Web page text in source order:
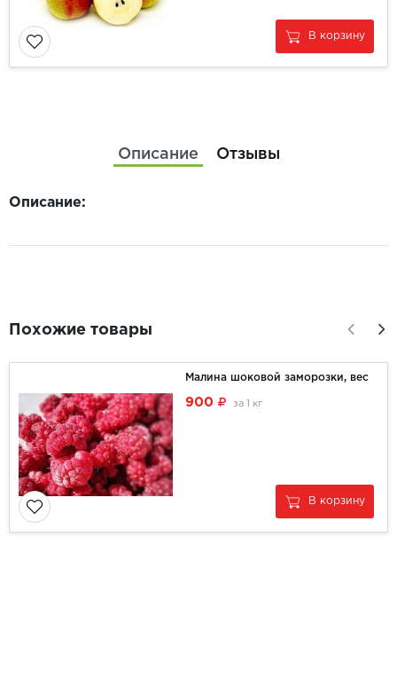
В корзину
Описание Отзывы
Описание:
Похожие товары
Малина шоковой заморозки, вес
900 за 1 кг
В корзину